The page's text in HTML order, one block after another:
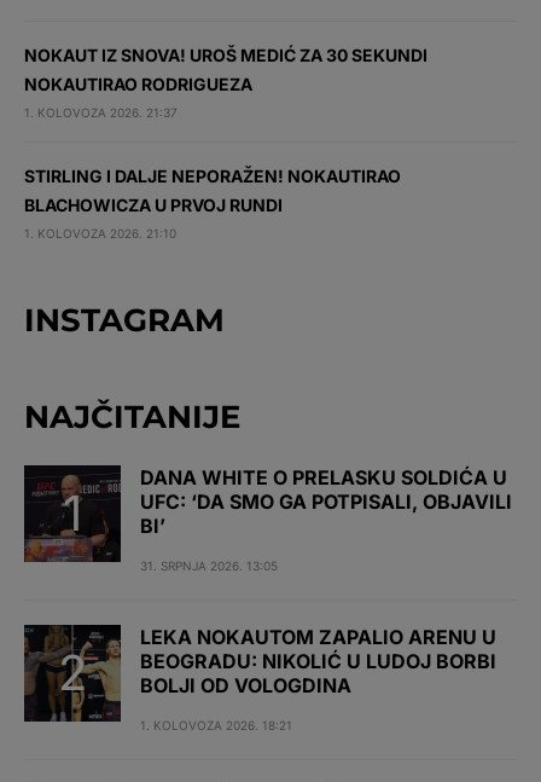
NOKAUT IZ SNOVA! UROŠ MEDIĆ ZA 30 SEKUNDI
NOKAUTIRAO RODRIGUEZA
1. KOLOVOZA 2026. 21:37
STIRLING I DALJE NEPORAŽEN! NOKAUTIRAO
BLACHOWICZA U PRVOJ RUNDI
1. KOLOVOZA 2026. 21:10
INSTAGRAM
NAJČITANIJE
DANA WHITE O PRELASKU SOLDIĆA U
UFC: ‘DA SMO GA POTPISALI, OBJAVILI
BI’
31. SRPNJA 2026. 13:05
LEKA NOKAUTOM ZAPALIO ARENU U
BEOGRADU: NIKOLIĆ U LUDOJ BORBI
BOLJI OD VOLOGDINA
1. KOLOVOZA 2026. 18:21